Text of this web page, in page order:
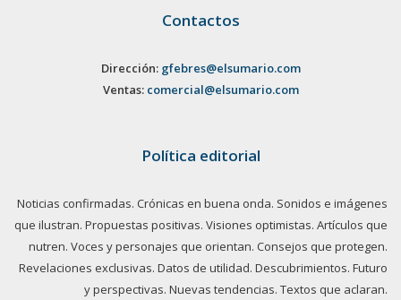
Contactos
Dirección: gfebres@elsumario.com
Ventas: comercial@elsumario.com
Política editorial
Noticias confirmadas. Crónicas en buena onda. Sonidos e imágenes
que ilustran. Propuestas positivas. Visiones optimistas. Artículos que
nutren. Voces y personajes que orientan. Consejos que protegen.
Revelaciones exclusivas. Datos de utilidad. Descubrimientos. Futuro
y perspectivas. Nuevas tendencias. Textos que aclaran.